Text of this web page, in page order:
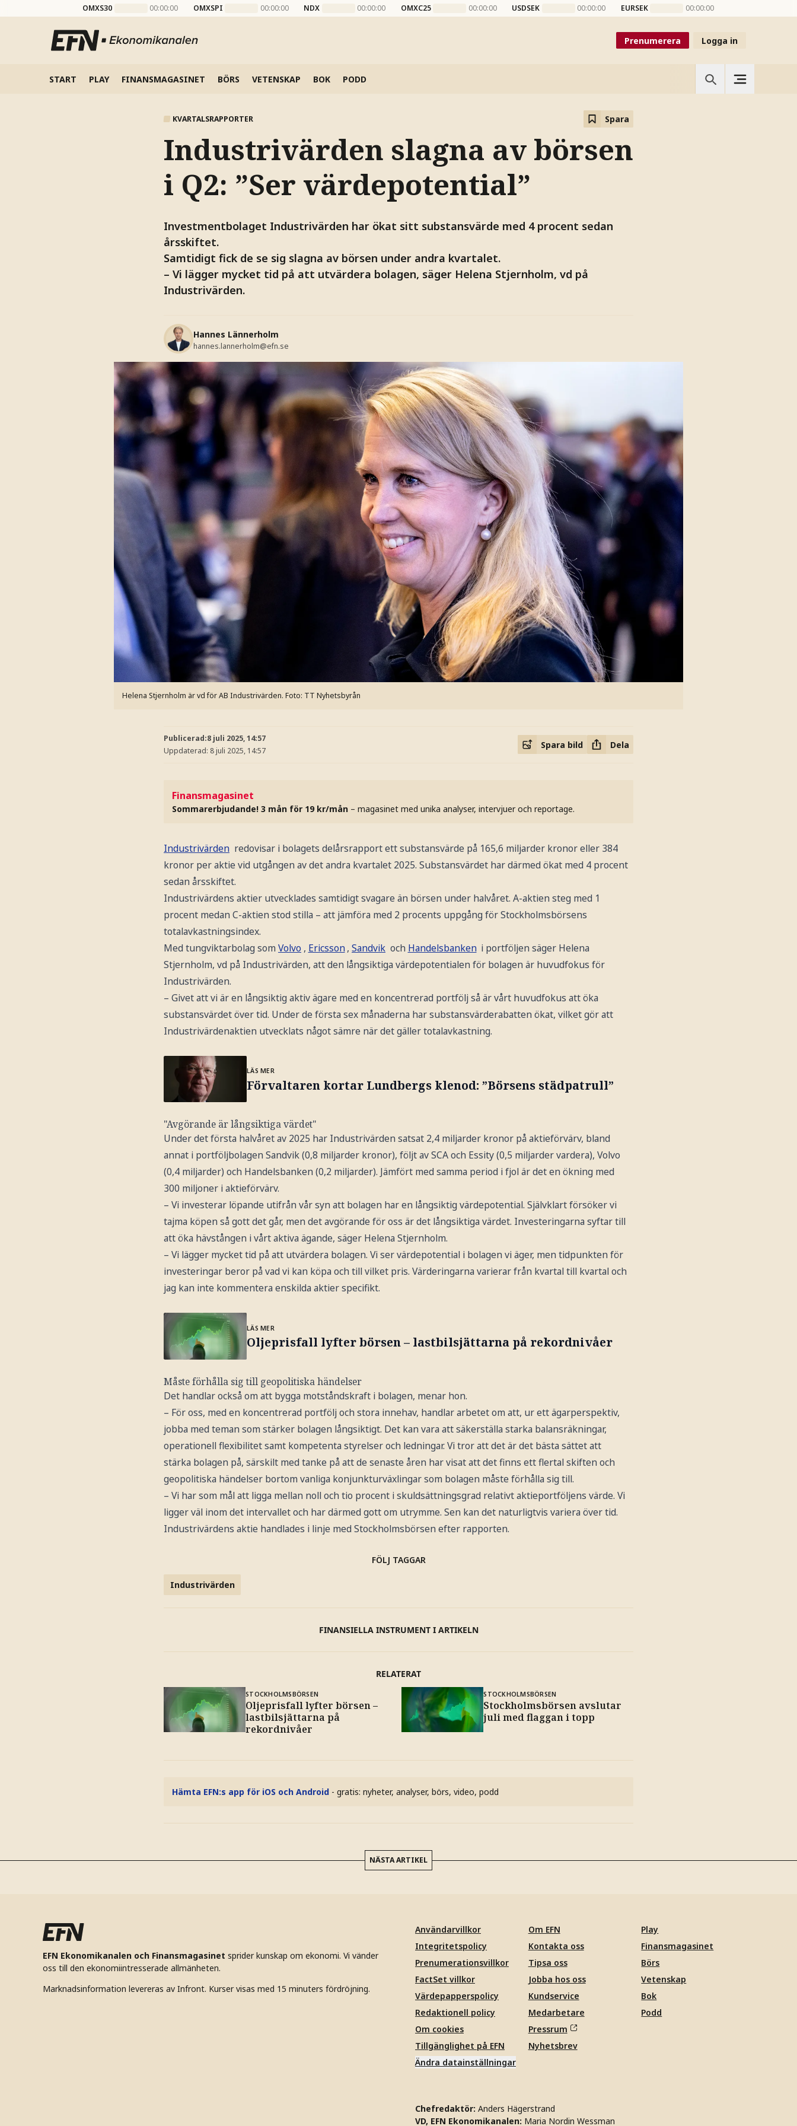
OMXS30 00:00:00 OMXSPI 00:00:00 NDX 00:00:00 OMXC25 00:00:00 USDSEK 00:00:00 EURSEK 00:00:00
Prenumerera Logga in
START PLAY FINANSMAGASINET BÖRS VETENSKAP BOK PODD
KVARTALSRAPPORTER Spara
Industrivärden slagna av börsen
i Q2: ”Ser värdepotential”
Investmentbolaget Industrivärden har ökat sitt substansvärde med 4 procent sedan
årsskiftet.
Samtidigt fick de se sig slagna av börsen under andra kvartalet.
– Vi lägger mycket tid på att utvärdera bolagen, säger Helena Stjernholm, vd på
Industrivärden.
Hannes Lännerholm
hannes.lannerholm@efn.se
Helena Stjernholm är vd för AB Industrivärden. Foto: TT Nyhetsbyrån
Publicerad:8 juli 2025, 14:57
Uppdaterad: 8 juli 2025, 14:57
Spara bild Dela
Finansmagasinet
Sommarerbjudande! 3 mån för 19 kr/mån – magasinet med unika analyser, intervjuer och reportage.
Industrivärden redovisar i bolagets delårsrapport ett substansvärde på 165,6 miljarder kronor eller 384
kronor per aktie vid utgången av det andra kvartalet 2025. Substansvärdet har därmed ökat med 4 procent
sedan årsskiftet.
Industrivärdens aktier utvecklades samtidigt svagare än börsen under halvåret. A-aktien steg med 1
procent medan C-aktien stod stilla – att jämföra med 2 procents uppgång för Stockholmsbörsens
totalavkastningsindex.
Med tungviktarbolag somVolvo , Ericsson , Sandvik och Handelsbanken i portföljen säger Helena
Stjernholm, vd på Industrivärden, att den långsiktiga värdepotentialen för bolagen är huvudfokus för
Industrivärden.
– Givet att vi är en långsiktig aktiv ägare med en koncentrerad portfölj så är vårt huvudfokus att öka
substansvärdet över tid. Under de första sex månaderna har substansvärderabatten ökat, vilket gör att
Industrivärdenaktien utvecklats något sämre när det gäller totalavkastning.
LÄS MER
Förvaltaren kortar Lundbergs klenod: ”Börsens städpatrull”
"Avgörande är långsiktiga värdet"
Under det första halvåret av 2025 har Industrivärden satsat 2,4 miljarder kronor på aktieförvärv, bland
annat i portföljbolagen Sandvik (0,8 miljarder kronor), följt av SCA och Essity (0,5 miljarder vardera), Volvo
(0,4 miljarder) och Handelsbanken (0,2 miljarder). Jämfört med samma period i fjol är det en ökning med
300 miljoner i aktieförvärv.
– Vi investerar löpande utifrån vår syn att bolagen har en långsiktig värdepotential. Självklart försöker vi
tajma köpen så gott det går, men det avgörande för oss är det långsiktiga värdet. Investeringarna syftar till
att öka hävstången i vårt aktiva ägande, säger Helena Stjernholm.
– Vi lägger mycket tid på att utvärdera bolagen. Vi ser värdepotential i bolagen vi äger, men tidpunkten för
investeringar beror på vad vi kan köpa och till vilket pris. Värderingarna varierar från kvartal till kvartal och
jag kan inte kommentera enskilda aktier specifikt.
LÄS MER
Oljeprisfall lyfter börsen – lastbilsjättarna på rekordnivåer
Måste förhålla sig till geopolitiska händelser
Det handlar också om att bygga motståndskraft i bolagen, menar hon.
– För oss, med en koncentrerad portfölj och stora innehav, handlar arbetet om att, ur ett ägarperspektiv,
jobba med teman som stärker bolagen långsiktigt. Det kan vara att säkerställa starka balansräkningar,
operationell flexibilitet samt kompetenta styrelser och ledningar. Vi tror att det är det bästa sättet att
stärka bolagen på, särskilt med tanke på att de senaste åren har visat att det finns ett flertal skiften och
geopolitiska händelser bortom vanliga konjunkturväxlingar som bolagen måste förhålla sig till.
– Vi har som mål att ligga mellan noll och tio procent i skuldsättningsgrad relativt aktieportföljens värde. Vi
ligger väl inom det intervallet och har därmed gott om utrymme. Sen kan det naturligtvis variera över tid.
Industrivärdens aktie handlades i linje med Stockholmsbörsen efter rapporten.
FÖLJ TAGGAR
Industrivärden
FINANSIELLA INSTRUMENT I ARTIKELN
RELATERAT
STOCKHOLMSBÖRSEN
Oljeprisfall lyfter börsen –
lastbilsjättarna på
rekordnivåer
STOCKHOLMSBÖRSEN
Stockholmsbörsen avslutar
juli med flaggan i topp
Hämta EFN:s app för iOS och Android - gratis: nyheter, analyser, börs, video, podd
NÄSTA ARTIKEL
EFN Ekonomikanalen och Finansmagasinet sprider kunskap om ekonomi. Vi vänder
oss till den ekonomiintresserade allmänheten.
Marknadsinformation levereras av Infront. Kurser visas med 15 minuters fördröjning.
Användarvillkor
Integritetspolicy
Prenumerationsvillkor
FactSet villkor
Värdepapperspolicy
Redaktionell policy
Om cookies
Tillgänglighet på EFN
Ändra datainställningar
Om EFN
Kontakta oss
Tipsa oss
Jobba hos oss
Kundservice
Medarbetare
Pressrum
Nyhetsbrev
Play
Finansmagasinet
Börs
Vetenskap
Bok
Podd
Chefredaktör: Anders Hägerstrand
VD, EFN Ekonomikanalen: Maria Nordin Wessman